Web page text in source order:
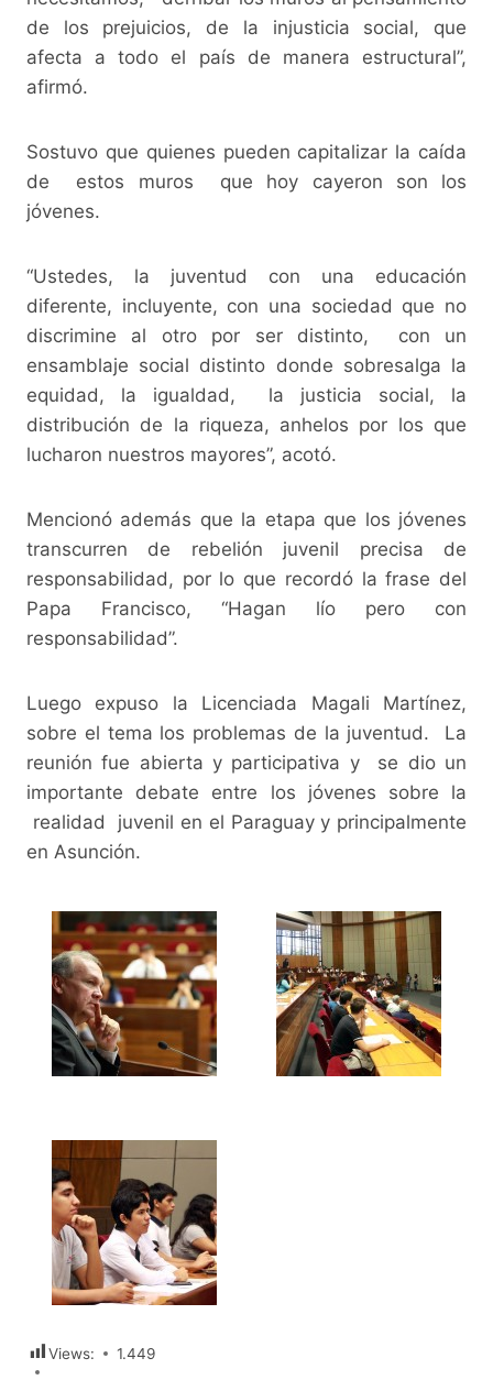
de los prejuicios, de la injusticia social, que
afecta a todo el país de manera estructural”,
afirmó.
Sostuvo que quienes pueden capitalizar la caída
de estos muros que hoy cayeron son los
jóvenes.
“Ustedes, la juventud con una educación
diferente, incluyente, con una sociedad que no
discrimine al otro por ser distinto, con un
ensamblaje social distinto donde sobresalga la
equidad, la igualdad, la justicia social, la
distribución de la riqueza, anhelos por los que
lucharon nuestros mayores”, acotó.
Mencionó además que la etapa que los jóvenes
transcurren de rebelión juvenil precisa de
responsabilidad, por lo que recordó la frase del
Papa Francisco, “Hagan lío pero con
responsabilidad”.
Luego expuso la Licenciada Magali Martínez,
sobre el tema los problemas de la juventud. La
reunión fue abierta y participativa y se dio un
importante debate entre los jóvenes sobre la
realidad juvenil en el Paraguay y principalmente
en Asunción.
Views: 1.449